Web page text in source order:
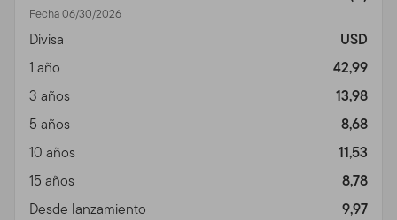
Fecha 06/30/2026
Divisa
USD
1 año
42,99
3 años
13,98
5 años
8,68
10 años
11,53
15 años
8,78
Desde lanzamiento
9,97
Privacidad, Transmisión de
Información Personal,
Comunicaciones No
Solicitadas y Monitoreo de
Uso
Política de Privacidad.
Para inversores individuales de